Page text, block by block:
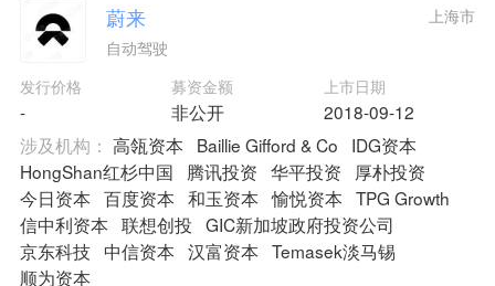
蔚来
自动驾驶
上海市
发行价格
-
募资金额
非公开
上市日期
2018-09-12
涉及机构： 高瓴资本 Baillie Gifford & Co
IDG资本
HongShan红杉中国
腾讯投资 华平投资
厚朴投资
今日资本 百度资本 和玉资本 愉悦资本 TPG Growth
信中利资本 联想创投 GIC新加坡政府投资公司
京东科技 中信资本 汉富资本 Temasek淡马锡
顺为资本